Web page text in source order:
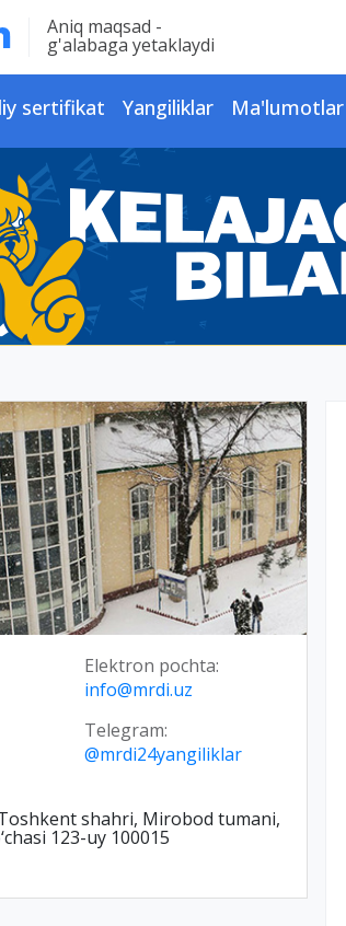
Aniq maqsad -
g'alabaga yetaklaydi
sertifikat Yangiliklar Ma'lumotlar
Elektron pochta:
info@mrdi.uz
Telegram:
@mrdi24yangiliklar
shahri, Mirobod tumani,
123-uy 100015